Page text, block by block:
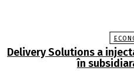
Delivery Solutions a
în